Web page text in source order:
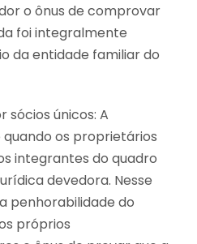
o ônus de comprovar
foi integralmente
da entidade familiar do
únicos: A
os proprietários
integrantes do quadro
devedora. Nesse
penhorabilidade do
próprios